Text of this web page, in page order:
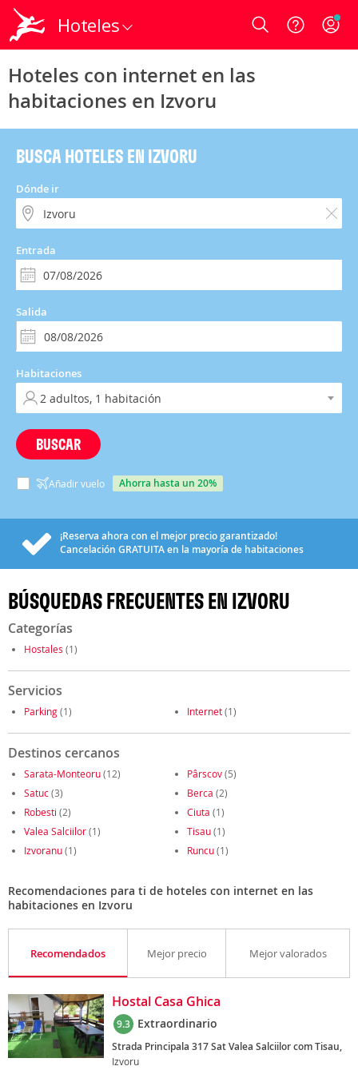
Hoteles Login
Hoteles con internet en las
habitaciones en Izvoru
BUSCA HOTELES EN IZVORU
Dónde ir
Entrada
Salida
Habitaciones
BUSCAR
Añadir vuelo ahorra hasta un 20%
¡Reserva ahora con el mejor precio garantizado!
Cancelación GRATUITAen la mayoría de habitaciones
BÚSQUEDAS FRECUENTES EN IZVORU
Categorías
Hostales (1)
Servicios
Parking(1) Internet(1)
Destinos cercanos
Sarata-Monteoru(12) Pârscov(5)
Satuc(3) Berca (2)
Robesti (2) Ciuta (1)
Valea Salciilor(1) Tisau(1)
Izvoranu(1) Runcu(1)
Recomendaciones para ti de hoteles con internet en las
habitaciones en Izvoru
Recomendados Mejor precio Mejor valorados
Hostal Casa Ghica
9.3 Extraordinario
Strada Principala 317 Sat Valea Salciilor com Tisau,
Izvoru